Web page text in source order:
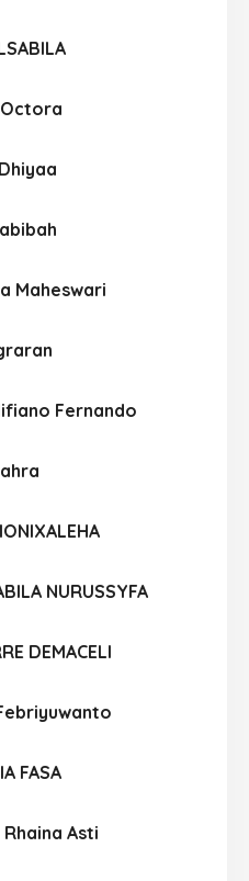
Maheswari
Fernando
NURUSSYFA
DEMACELI
FASA
Asti